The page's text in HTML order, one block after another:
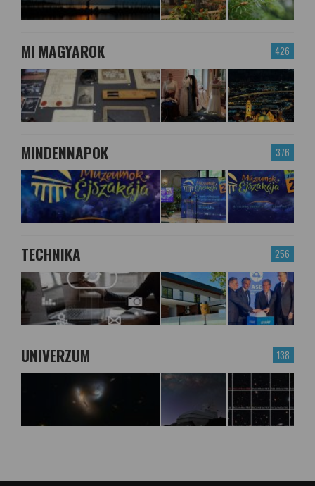
426
MI MAGYAROK
376
MINDENNAPOK
256
TECHNIKA
138
UNIVERZUM